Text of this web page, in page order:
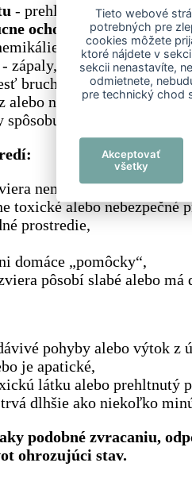
‑ prehltnuté predmety
ochorenia‑ dávivé
alebo nevhodné
‑ zápaly, infekcie alebo
brucha môže viesť k
alebo náhla zmena
spôsobujú slinenie, slabosť a
nemá výtok z úst alebo
toxické alebo nebezpečné
prostredie,
domáce „pomôcky“,
pôsobí slabé alebo má
pohyby alebo výtok z
je apatické,
látku alebo prehltnutý
dlhšie ako niekoľko
podobné zvracaniu,
ohrozujúci stav.
Tieto webové
potrebných pre
cookies môžete
ktoré nájdete v
sekcii nenastavíte,
odmietnete,
pre technický chod
Akceptovať
všetky